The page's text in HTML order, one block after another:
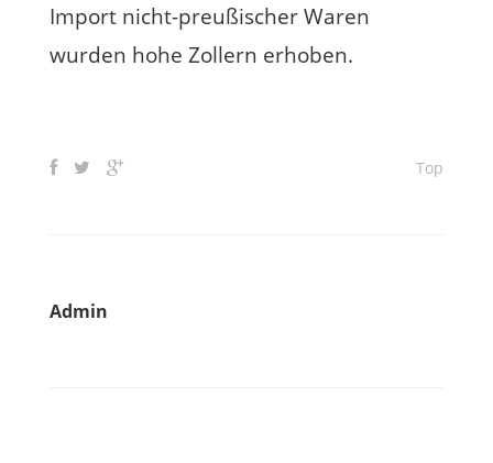
Import nicht-preußischer Waren
wurden hohe Zollern erhoben.
Top
Admin